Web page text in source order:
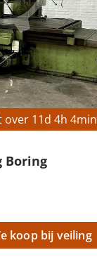
over 11d 4h 4min
Boring
koop bij veiling